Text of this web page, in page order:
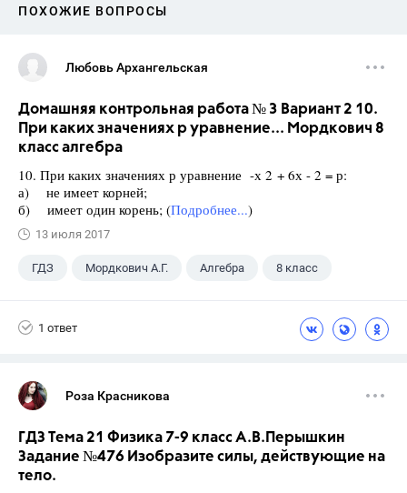
ПОХОЖИЕ ВОПРОСЫ
Любовь Архангельская
Домашняя контрольная работа № 3 Вариант 2 10.
При каких значениях р уравнение... Мордкович 8
класс алгебра
10. При каких значениях р уравнение -х 2 + 6х - 2 = р:
а) не имеет корней;
б) имеет один корень; (Подробнее...)
13 июля 2017
ГДЗ Мордкович А.Г. Алгебра 8 класс
1 ответ
Роза Красникова
ГДЗ Тема 21 Физика 7-9 класс А.В.Перышкин
Задание №476 Изобразите силы, действующие на
тело.